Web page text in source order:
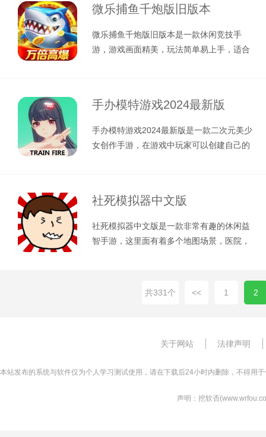
微乐捕鱼千炮版旧版本
微乐捕鱼千炮版旧版本是一款休闲竞技手
游，游戏画面精美，玩法简单易上手，适合
手办模特游戏2024最新版
手办模特游戏2024最新版是一款二次元美少
女创作手游，在游戏中玩家可以创建自己的
社死模拟器中文版
社死模拟器中文版是一款非常有趣的休闲益
智手游，这里面有着多个地图场景，医院，
共331个 << 1 2
关于网站 法律声明
本站发布的系统与软件仅为个人学习测试使用，请在下载后24小时内删除，不得用
声明：挖软否